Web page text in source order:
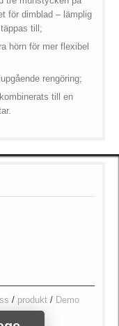
för dimblad – lämplig
till;
hörn för mer flexibel
rengöring;
till en
/ produkt / Demo